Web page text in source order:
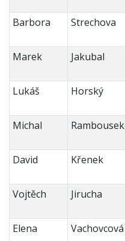
Barbora Strechova
Marek Jakubal
Lukáš Horský
Michal Rambousek
David Křenek
Vojtěch Jirucha
Elena
Vachovcová